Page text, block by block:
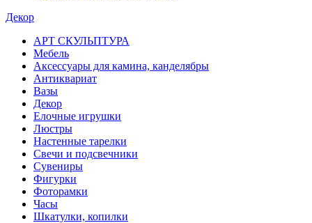
Декор
АРТ СКУЛЬПТУРА
Мебель
Аксессуары для камина, канделябры
Антиквариат
Вазы
Декор
Елочные игрушки
Люстры
Настенные тарелки
Свечи и подсвечники
Сувениры
Фигурки
Фоторамки
Часы
Шкатулки, копилки